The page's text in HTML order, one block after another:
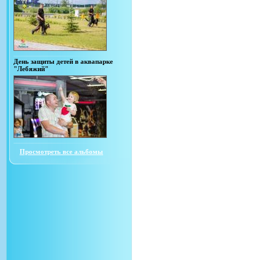
День защиты детей в аквапарке
"Лебяжий"
Просмотреть все альбомы